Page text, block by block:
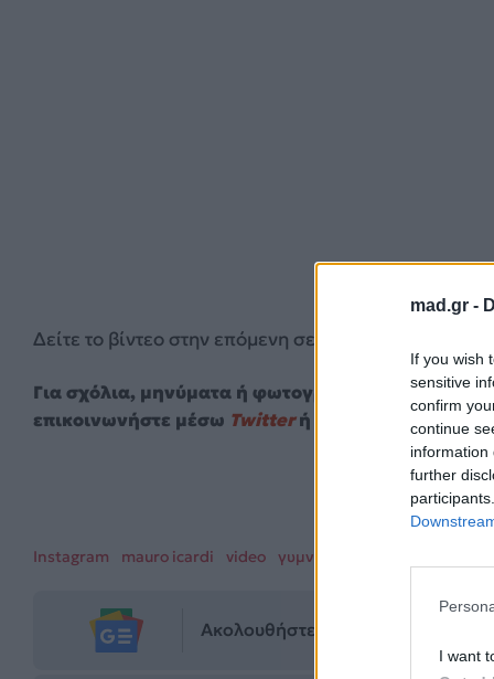
mad.gr -
If you wish
sensitive
confirm
continue
information
further
I want
Δείτε το βίντεο στην επόμενη σελίδα.
Για σχόλια, μηνύματα ή φωτογραφικό υλικό
επικοινωνήστε μέσω Twitterή ακολουθήστε μας
1
Instagram mauro icardi video γυμνό
Ακολουθήστε το Mad.gr στο